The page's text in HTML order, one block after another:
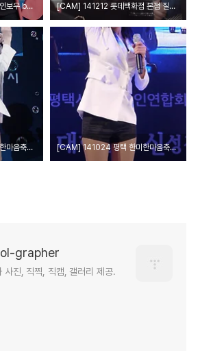
[CAM] 141224 SAF - 레인보우 by epoxy [CAM] 141212 롯데백화점 본점 질스튜어트 레인보우 재경 by epoxy
[CAM] 141024 평택 한미한마음축제 - 레인보우 by epoxy [CAM] 141024 평택 한미한마음축제 - 레인보우 by 다카코마츠
grapher
사진, 직찍, 직캠, 갤러리 제공.